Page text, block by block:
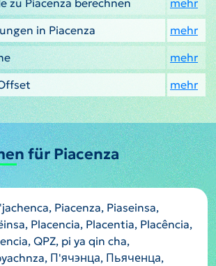
in Piacenza
mehr
mehr
mehr
für Piacenza
Piacenza, Piaseinsa,
Placencia, Placentia, Placência,
QPZ, pi ya qin cha,
П'ячэнца, Пьяченца,